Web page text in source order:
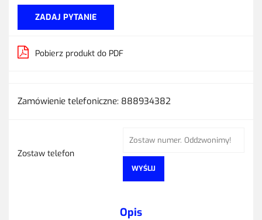
ZADAJ PYTANIE
Pobierz produkt do PDF
Zamówienie telefoniczne: 888934382
Zostaw telefon
WYŚLIJ
Opis